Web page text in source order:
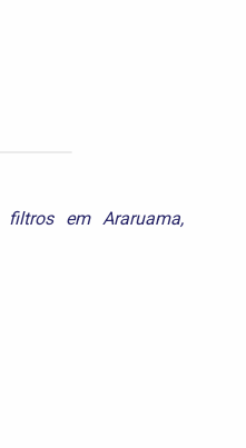
filtros em Araruama,